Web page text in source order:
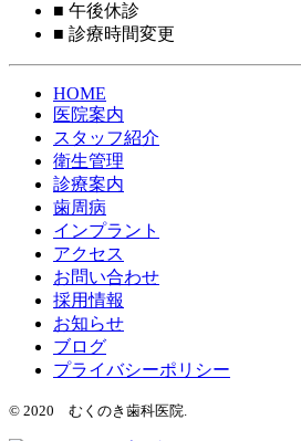
■ 午後休診
■ 診療時間変更
HOME
医院案内
スタッフ紹介
衛生管理
診療案内
歯周病
インプラント
アクセス
お問い合わせ
採用情報
お知らせ
ブログ
プライバシーポリシー
© 2020 むくのき歯科医院.